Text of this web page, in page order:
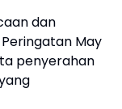
dan
May
penyerahan